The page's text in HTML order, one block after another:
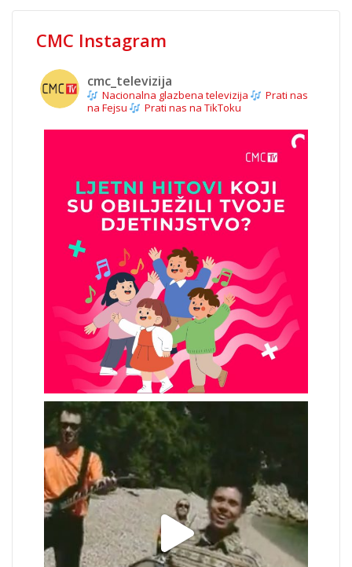
CMC Instagram
cmc_televizija
Nacionalna glazbena televizija
Prati nas
na Fejsu
Prati nas na TikToku